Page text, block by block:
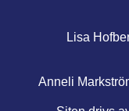
Lisa
Anneli